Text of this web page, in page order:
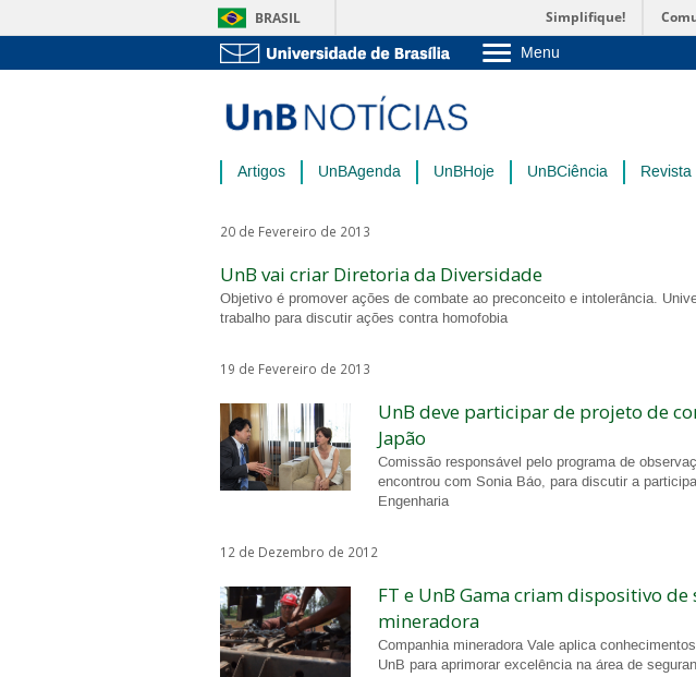
BRASIL Simplifique!
Menu
Pós-Graduação
Administração
Artigos UnBAgenda UnBHoje UnBCiência
20 de Fevereiro de 2013
UnB vai criar Diretoria da Diversidade
Objetivo é promover ações de combate ao preconceito e intolerância.
trabalho para discutir ações contra homofobia
19 de Fevereiro de 2013
UnB deve participar de projeto de
Japão
Comissão responsável pelo programa de
encontrou com Sonia Báo, para discutir a
Engenharia
12 de Dezembro de 2012
FT e UnB Gama criam dispositivo de
mineradora
Companhia mineradora Vale aplica
UnB para aprimorar excelência na área de